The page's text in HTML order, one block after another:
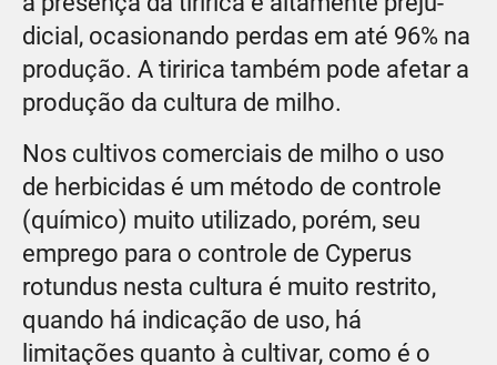
dicial, ocasionando perdas em até 96% na
produção. A tiririca também pode afetar a
produção da cultura de milho.
Nos cultivos comerciais de milho o uso
de herbicidas é um método de controle
(químico) muito utilizado, porém, seu
emprego para o controle de Cyperus
rotundus nesta cultura é muito restrito,
quando há indicação de uso, há
limitações quanto à cultivar, como é o